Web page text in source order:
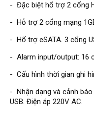
Giải pháp
LẮP ĐẶT CAMERA TRỌN
GIẢI PHÁP CAMERA AN
BÁO ĐỘNG CHỐNG TRỘM
GIẢI PHÁP GIÁM SÁT RA
GIẢI PHÁP NHỎ TRỌN GÓI
Hỗ trợ kỹ thuật
Hướng dẫn sử dụng
Tài liệu kỹ thuật
Tin tức
Liên hệ
- Đặc biệt hổ trợ 2 cổng
- Hỗ trợ 2 cổng mạng
- Hổ trợ eSATA. 3 cổng
- Alarm input/output: 16
- Cấu hình thời gian ghi
- Nhận dạng và cảnh
USB. Điện áp 220V AC.